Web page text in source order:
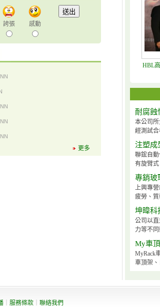
誇張 感動
更多
HBL
耐腐蝕
本公司
經測試
注塑成
聯鋐自
有旋臂
專銷玻
上興專
疲勞、
坤暐科
公司以
力等不
My車
MyRack
車頂架
服務條款 聯絡我們